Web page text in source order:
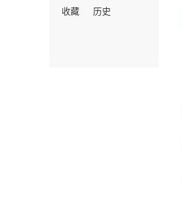
收藏
历史